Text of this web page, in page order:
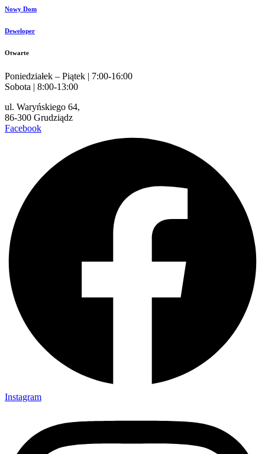
Nowy Dom
Deweloper
Otwarte
Poniedziałek – Piątek | 7:00-16:00
Sobota | 8:00-13:00
ul. Waryńskiego 64,
86-300 Grudziądz
Facebook
Instagram